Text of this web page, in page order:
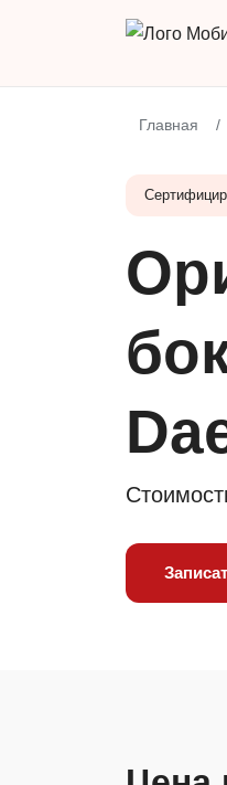
Главная